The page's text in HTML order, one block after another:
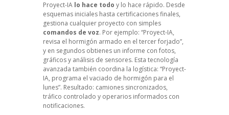
Proyect-IA lo hace todo y lo hace rápido. Desde
esquemas iniciales hasta certificaciones finales,
gestiona cualquier proyecto con simples
comandos de voz. Por ejemplo: “Proyect-IA,
revisa el hormigón armado en el tercer forjado”,
y en segundos obtienes un informe con fotos,
gráficos y análisis de sensores. Esta tecnología
avanzada también coordina la logística: “Proyect-
IA, programa el vaciado de hormigón para el
lunes”. Resultado: camiones sincronizados,
tráfico controlado y operarios informados con
notificaciones.